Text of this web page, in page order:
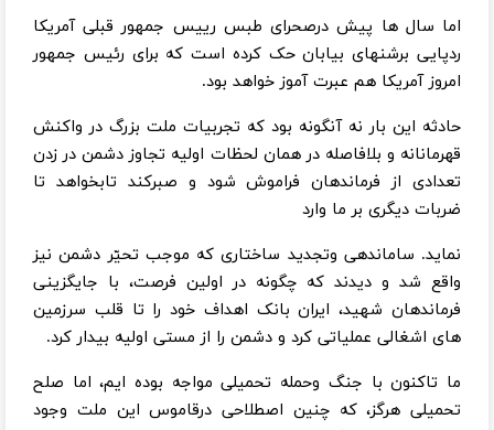
اما سال ها پیش درصحرای طبس رییس جمهور قبلی آمریکا
ردپایی برشنهای بیابان حک کرده است که برای رئیس جمهور
امروز آمریکا هم عبرت آموز خواهد بود.
حادثه این بار نه آنگونه بود که تجربیات ملت بزرگ در واکنش
قهرمانانه و بلافاصله در همان لحظات اولیه تجاوز دشمن در زدن
تعدادی از فرماندهان فراموش شود و صبرکند تابخواهد تا
ضربات دیگری بر ما وارد
نماید. ساماندهی وتجدید ساختاری که موجب تحیّر دشمن نیز
واقع شد و دیدند که چگونه در اولین فرصت، با جایگزینی
فرماندهان شهید، ایران بانک اهداف خود را تا قلب سرزمین
های اشغالی عملیاتی کرد و دشمن را از مستی اولیه بیدار کرد.
ما تاکنون با جنگ وحمله تحمیلی مواجه بوده ایم، اما صلح
تحمیلی هرگز، که چنین اصطلاحی درقاموس این ملت وجود